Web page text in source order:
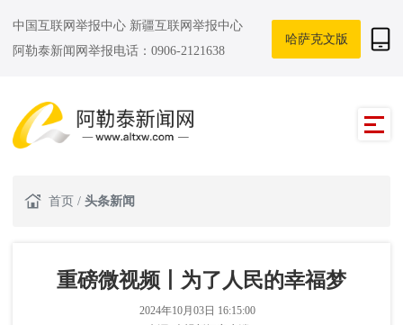
中国互联网举报中心 新疆互联网举报中心
阿勒泰新闻网举报电话：0906-2121638
哈萨克文版
首页 / 头条新闻
重磅微视频丨为了人民的幸福梦
2024年10月03日 16:15:00